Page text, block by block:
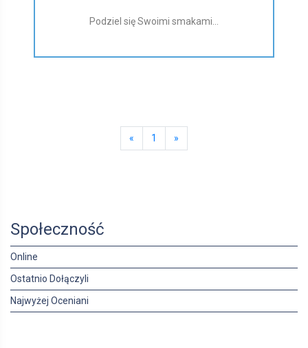
Podziel się Swoimi smakami...
« 1 »
Społeczność
Online
Ostatnio Dołączyli
Najwyżej Oceniani